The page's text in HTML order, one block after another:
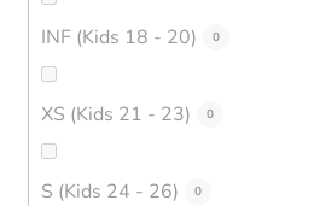
INF (Kids 18 - 20) 0
XS (Kids 21 - 23) 0
S (Kids 24 - 26) 0